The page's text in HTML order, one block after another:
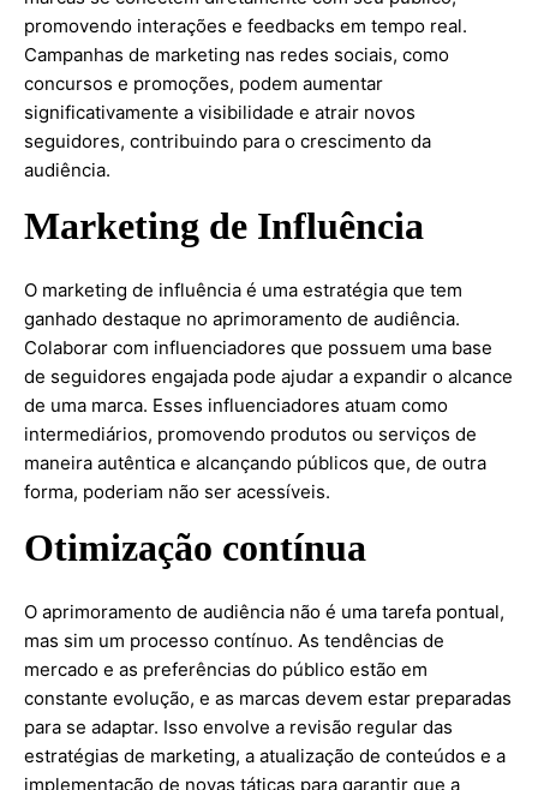
promovendo interações e feedbacks em tempo real.
Campanhas de marketing nas redes sociais, como
concursos e promoções, podem aumentar
significativamente a visibilidade e atrair novos
seguidores, contribuindo para o crescimento da
audiência.
Marketing de Influência
O marketing de influência é uma estratégia que tem
ganhado destaque no aprimoramento de audiência.
Colaborar com influenciadores que possuem uma base
de seguidores engajada pode ajudar a expandir o alcance
de uma marca. Esses influenciadores atuam como
intermediários, promovendo produtos ou serviços de
maneira autêntica e alcançando públicos que, de outra
forma, poderiam não ser acessíveis.
Otimização contínua
O aprimoramento de audiência não é uma tarefa pontual,
mas sim um processo contínuo. As tendências de
mercado e as preferências do público estão em
constante evolução, e as marcas devem estar preparadas
para se adaptar. Isso envolve a revisão regular das
estratégias de marketing, a atualização de conteúdos e a
implementação de novas táticas para garantir que a